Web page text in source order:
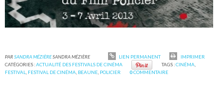
PARSANDRA MÉZIÈRESANDRA MÉZIÈRE LIEN PERMANENT
IMPRIMER
CATÉGORIES :ACTUALITÉ DES FESTIVALS DE CINÉMA TAGS :CINÉMA,
FESTIVAL, FESTIVAL DE CINÉMA, BEAUNE, POLICIER 0COMMENTAIRE